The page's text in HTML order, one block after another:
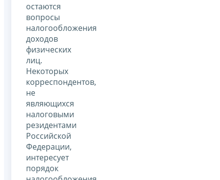
остаются
вопросы
налогообложения
доходов
физических
лиц.
Некоторых
корреспондентов,
не
являющихся
налоговыми
резидентами
Российской
Федерации,
интересует
порядок